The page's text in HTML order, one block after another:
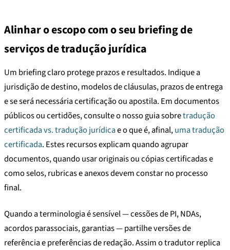
Alinhar o escopo com o seu briefing de
serviços de tradução jurídica
Um briefing claro protege prazos e resultados. Indique a
jurisdição de destino, modelos de cláusulas, prazos de entrega
e se será necessária certificação ou apostila. Em documentos
públicos ou certidões, consulte o nosso guia sobretradução
certificada vs. tradução jurídicae o que é, afinal,uma tradução
certificada. Estes recursos explicam quando agrupar
documentos, quando usar originais ou cópias certificadas e
como selos, rubricas e anexos devem constar no processo
final.
Quando a terminologia é sensível — cessões de PI, NDAs,
acordos parassociais, garantias — partilhe versões de
referência e preferências de redação. Assim o tradutor replica